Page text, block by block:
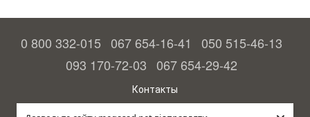
0 800 332-015 067 654-16-41
050 515-46-13
093 170-72-03 067 654-29-42
Контакты
Полная версия сайта